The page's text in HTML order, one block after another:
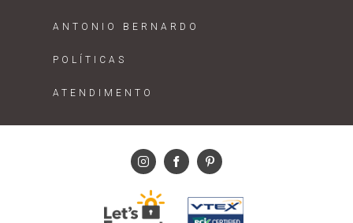
ANTONIO BERNARDO
POLÍTICAS
ATENDIMENTO